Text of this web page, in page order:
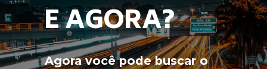
E AGORA?
Agora você pode buscar o